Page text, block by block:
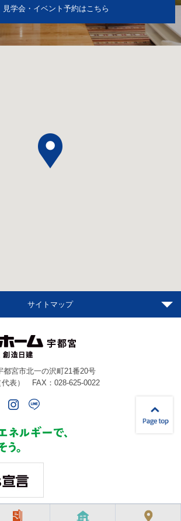
見学会・イベント予約はこちら
サイトマップ
宮市北一の沢町21番20号
代表） FAX：028-625-0022